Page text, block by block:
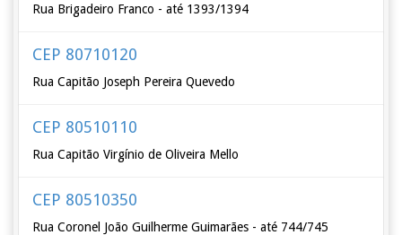
Rua Brigadeiro Franco - até 1393/1394
CEP 80710120
Rua Capitão Joseph Pereira Quevedo
CEP 80510110
Rua Capitão Virgínio de Oliveira Mello
CEP 80510350
Rua Coronel João Guilherme Guimarães - até 744/745